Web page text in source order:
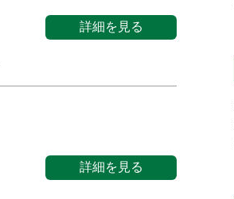
詳細を見る
詳細を見る